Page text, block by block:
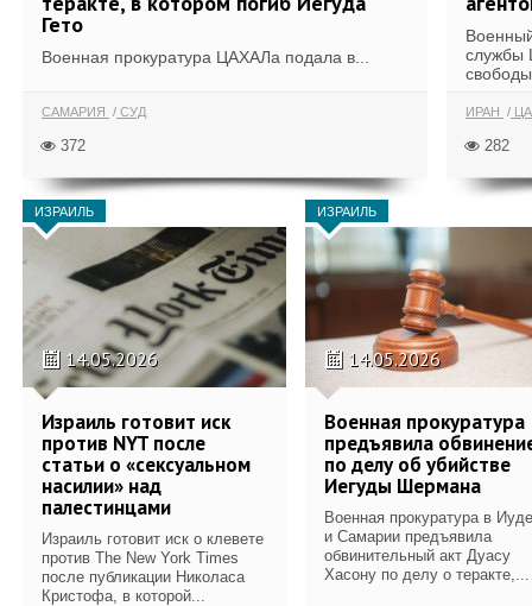
Гето
Военная прокуратура ЦАХАЛа подала в...
САМАРИЯ СУД
372
службы
ИРАН
282
ИЗРАИЛЬ
14.05.2026
Израиль готовит иск
против NYT после
статьи о «сексуальном
насилии» над
палестинцами
Израиль готовит иск о клевете
против The New York Times
после публикации Николаса
Кристофа, в которой...
ИЗРАИЛЬ
14.05.2026
Военная прокуратура
предъявила
по делу об убийстве
Иегуды Шермана
Военная прокуратура в
и Самарии предъявила
обвинительный акт Дуасу
Хасону по делу о теракте,...